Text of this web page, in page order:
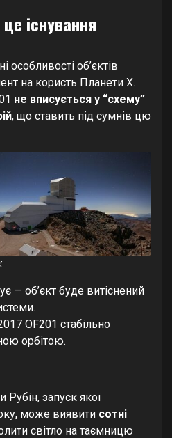
існування
особливості об’єктів
на користь Планети X.
не вписується у “схему”
, що ставить під сумнів цю
— об’єкт буде витіснений
OF201 стабільно
орбітою.
Рубін, запуск якої
може виявити сотні
світло на таємницю